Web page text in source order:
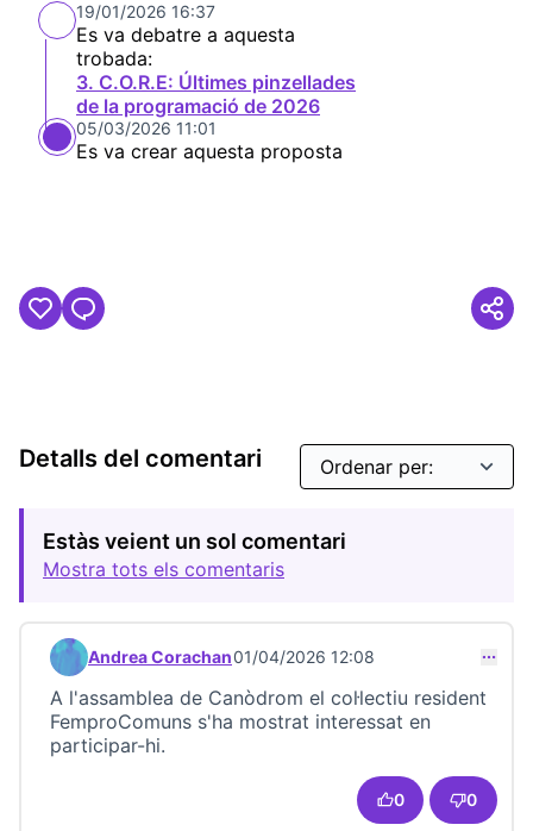
19/01/2026 16:37
Es va debatre a aquesta
trobada:
3. C.O.R.E: Últimes pinzellades
de la programació de 2026
05/03/2026 11:01
Es va crear aquesta proposta
Detalls del comentari
Estàs veient un sol comentari
Mostra tots els comentaris
Comentari 23733
Andrea Corachan01/04/2026 12:08
A l'assamblea de Canòdrom el col·lectiu resident
FemproComuns s'ha mostrat interessat en
participar-hi.
0 0